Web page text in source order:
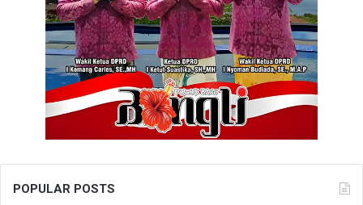
POPULAR POSTS